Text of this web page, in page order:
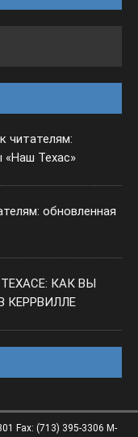
читателям:
«Наш Техас»
обновленная
КАК ВЫ
Fax: (713) 395-3306 M-